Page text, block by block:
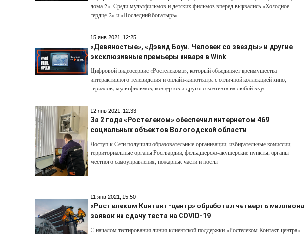
дома 2». Среди мультфильмов и детских фильмов вперед вырвались «Холодное
сердце-2» и «Последний богатырь»
15 янв 2021, 12:25
«Девяностые», «Дэвид Боуи. Человек со звезды» и другие
эксклюзивные премьеры января в Wink
Цифровой видеосервис «Ростелекома», который объединяет преимущества
интерактивного телевидения и онлайн-кинотеатра с отличной коллекцией кино,
сериалов, мультфильмов, концертов и другого контента на любой вкус
12 янв 2021, 12:33
За 2 года «Ростелеком» обеспечил интернетом 469
социальных объектов Вологодской области
Доступ к Сети получили образовательные организации, избирательные комиссии,
территориальные органы Росгвардии, фельдшерско-акушерские пункты, органы
местного самоуправления, пожарные части и посты
11 янв 2021, 15:50
«Ростелеком Контакт-центр» обработал четверть миллиона
заявок на сдачу теста на COVID-19
С началом тестирования линия клиентской поддержки «Ростелеком Контакт-центра»